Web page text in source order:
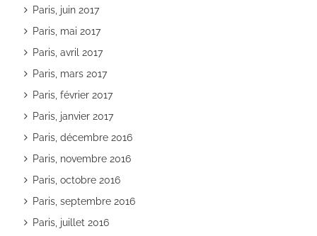
Paris, juin 2017
Paris, mai 2017
Paris, avril 2017
Paris, mars 2017
Paris, février 2017
Paris, janvier 2017
Paris, décembre 2016
Paris, novembre 2016
Paris, octobre 2016
Paris, septembre 2016
Paris, juillet 2016